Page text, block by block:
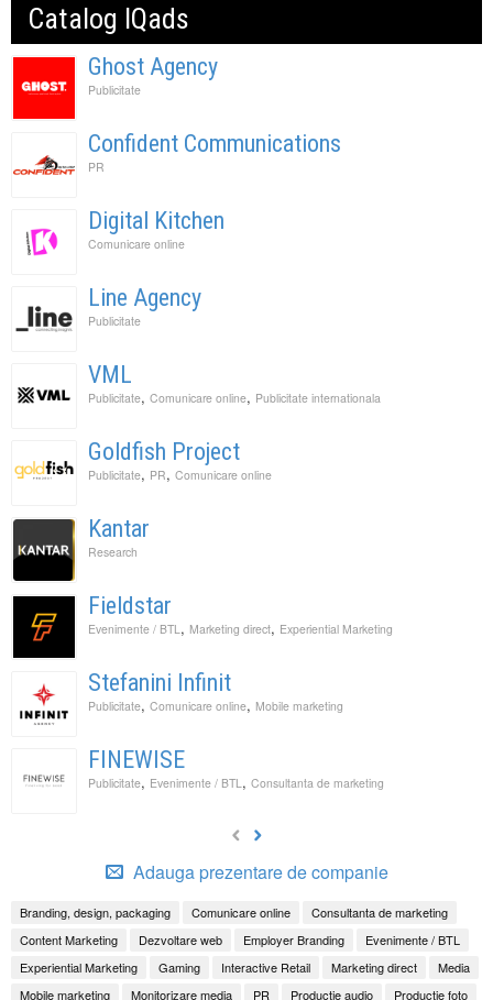
Catalog IQads
Ghost Agency
Publicitate
Confident Communications
PR
Digital Kitchen
Comunicare online
Line Agency
Publicitate
VML
Publicitate, Comunicare online, Publicitate internationala
Goldfish Project
Publicitate, PR, Comunicare online
Kantar
Research
Fieldstar
Evenimente / BTL , Marketing direct, Experiential Marketing
Stefanini Infinit
Publicitate, Comunicare online, Mobile marketing
FINEWISE
Publicitate, Evenimente / BTL , Consultanta de marketing
Adauga prezentare de companie
Branding, design, packaging Comunicare online
Consultanta de marketing
Content Marketing
Dezvoltare web Employer Branding
Evenimente / BTL
Experiential Marketing
Gaming Interactive Retail Marketing direct
Media
Mobile marketing
Monitorizare media PR Productie audio Productie foto